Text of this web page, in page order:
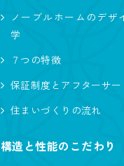
ノーブルタイル
ハイトリビング
自然素材
オリジナルフロア
ノーブルホームのデザ
学
７つの特徴
保証制度とアフターサー
住まいづくりの流れ
構造と性能のこだわり